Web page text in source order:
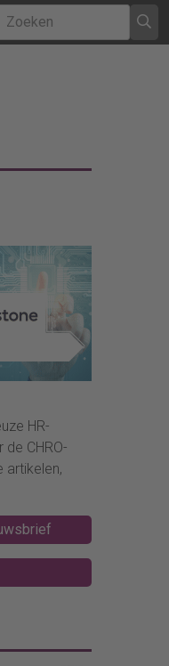
HR-
CHRO-
artikelen,